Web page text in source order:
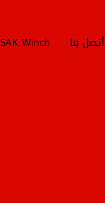
أتصل بنا SAK Winch